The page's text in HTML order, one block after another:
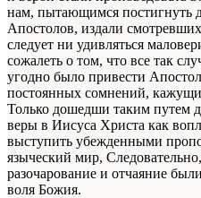
нам, пытающимся постигнуть
Апостолов, издали
следует ни удивляться
сожалеть о том, что все так
угодно было привести
постоянных сомнений,
Только дошедши таким путем
веры в Иисуса Христа как
выступить убежденными
языческий мир,
разочарование и отчаяние
воля Божия.